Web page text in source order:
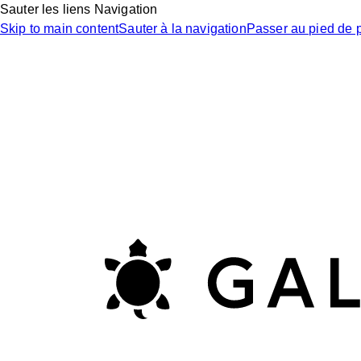
Sauter les liens Navigation
Skip to main contentSauter à la navigationPasser au pied de